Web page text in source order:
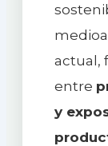
actual,
entre
y